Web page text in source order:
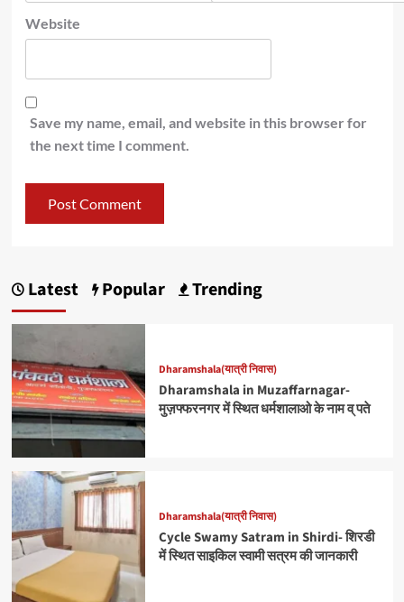
Website
Save my name, email, and website in this browser for
the next time I comment.
Latest Popular Trending
Dharamshala(यात्री निवास)
Dharamshala in Muzaffarnagar-
मुज़फ्फरनगर में स्थित धर्मशालाओ के नाम व् पते
Dharamshala(यात्री निवास)
Cycle Swamy Satram in Shirdi- शिरडी
में स्थित साइकिल स्वामी सत्रम की जानकारी